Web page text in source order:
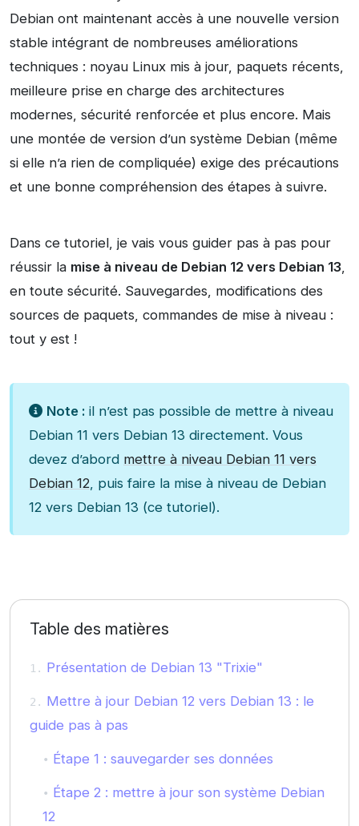
Debian ont maintenant accès à une nouvelle version
stable intégrant de nombreuses améliorations
techniques : noyau Linux mis à jour, paquets récents,
meilleure prise en charge des architectures
modernes, sécurité renforcée et plus encore. Mais
une montée de version d’un système Debian (même
si elle n’a rien de compliquée) exige des précautions
et une bonne compréhension des étapes à suivre.
Dans ce tutoriel, je vais vous guider pas à pas pour
réussir la mise à niveau de Debian 12 vers Debian 13,
en toute sécurité. Sauvegardes, modifications des
sources de paquets, commandes de mise à niveau :
tout y est !
Note : il n’est pas possible de mettre à niveau
Debian 11 vers Debian 13 directement. Vous
devez d’abord mettre à niveau Debian 11 vers
Debian 12, puis faire la mise à niveau de Debian
12 vers Debian 13 (ce tutoriel).
Table des matières
Présentation de Debian 13 "Trixie"
Mettre à jour Debian 12 vers Debian 13 : le
guide pas à pas
Étape 1 : sauvegarder ses données
Étape 2 : mettre à jour son système Debian
12